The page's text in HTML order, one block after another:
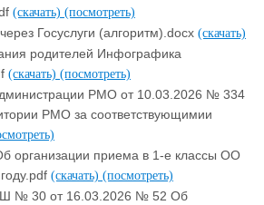
(скачать) (посмотреть)
Госуслуги (алгоритм).docx (скачать)
родителей Инфографика
(скачать) (посмотреть)
РМО от 10.03.2026 № 334
РМО за соответствующимии
организации приема в 1-е классы ОО
(скачать) (посмотреть)
№ 30 от 16.03.2026 № 52 Об